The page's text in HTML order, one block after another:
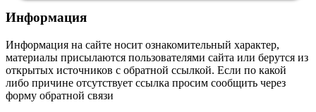
Информация
Информация на сайте носит ознакомительный характер,
материалы присылаются пользователями сайта или берутся из
открытых источников с обратной ссылкой. Если по какой
либо причине отсутствует ссылка просим сообщить через
форму обратной связи